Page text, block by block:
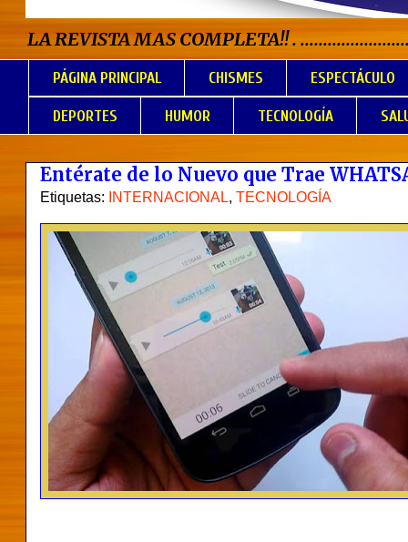
LA REVISTA MAS COMPLETA!! .
PÁGINA PRINCIPAL CHISMES ESPECTÁCULO
DEPORTES HUMOR TECNOLOGÍA
Entérate de lo Nuevo que Trae
Etiquetas: INTERNACIONAL, TECNOLOGÍA